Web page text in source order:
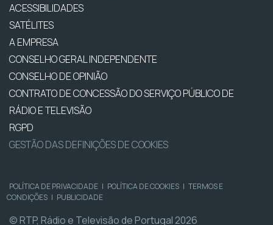
ACESSIBILIDADES
SATÉLITES
A EMPRESA
CONSELHO GERAL INDEPENDENTE
CONSELHO DE OPINIÃO
CONTRATO DE CONCESSÃO DO SERVIÇO PÚBLICO DE
RÁDIO E TELEVISÃO
RGPD
GESTÃO DAS DEFINIÇÕES DE COOKIES
POLÍTICA DE PRIVACIDADE | POLÍTICA DE COOKIES | TERMOS E
CONDIÇÕES | PUBLICIDADE
© RTP, Rádio e Televisão de Portugal 2026